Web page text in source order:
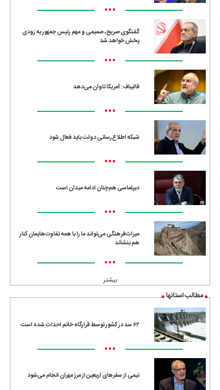
•••
گفتگوی صریح، صمیمی و مهم رئیس جمهور به زودی
پخش خواهد شد
•••
قالیباف: آمریکا تاوان می‌دهد
•••
شبکه اطلاع‌رسانی دولت باید فعال شود
•••
دیپلماسی هم‌چنان ادامه میدان است
•••
میراث‌فرهنگی می‌تواند ما را با همه تفاوت‌هایمان کنار
هم بنشاند
•••
بیشتر
مطالب استانها
۶۲ سد در کشور توسط قرارگاه خاتم احداث شده است
•••
نیمی از سفرهای اربعین از مرز مهران انجام می‌شود